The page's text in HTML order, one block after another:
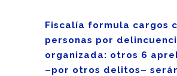
Fiscalía formula cargos
personas por
organizada: otros 6
–por otros delitos–